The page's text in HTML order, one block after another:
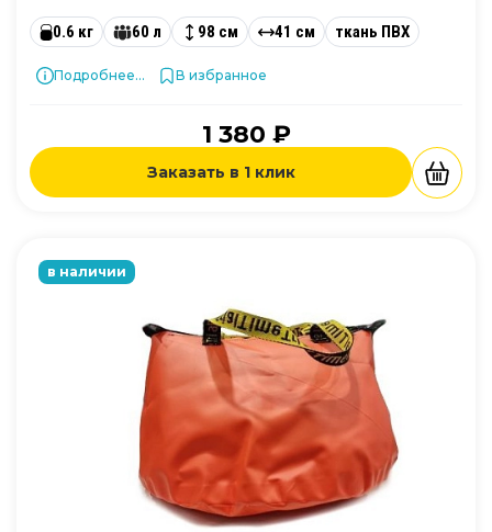
0.6 кг 60 л 98 см 41 см ткань ПВХ
Подробнее... В избранное
1 380 ₽
Заказать в 1 клик
в наличии